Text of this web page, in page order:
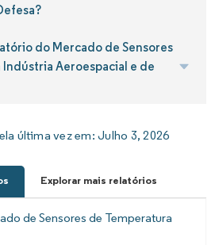
do Mercado de Sensores
Aeroespacial e de
última vez em:Julho 3, 2026
Explorar mais relatórios
de Sensores de Temperatura